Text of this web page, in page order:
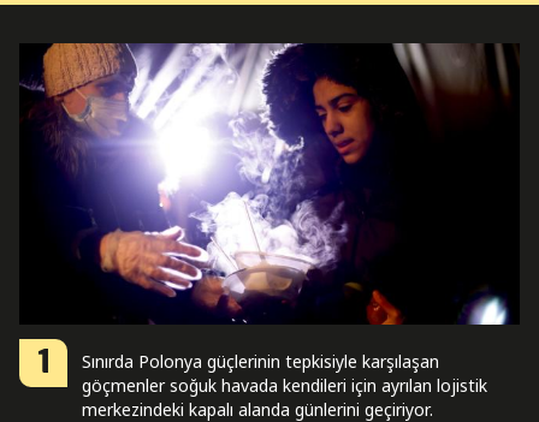
1
Sınırda Polonya güçlerinin tepkisiyle karşılaşan
göçmenler soğuk havada kendileri için ayrılan lojistik
merkezindeki kapalı alanda günlerini geçiriyor.